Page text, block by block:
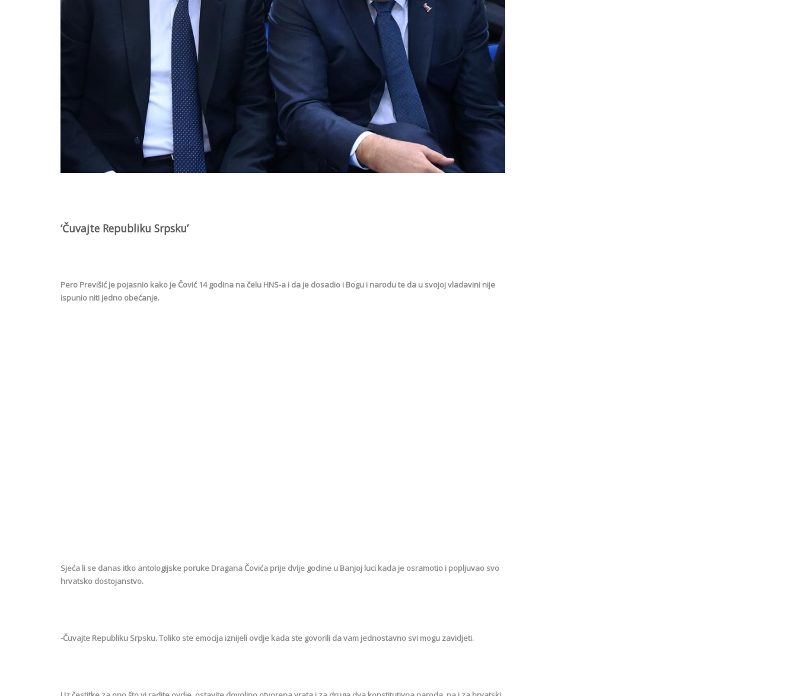
‘Čuvajte Republiku Srpsku’
Pero Previšić je pojasnio kako je Čović 14 godina na čelu HNS-a i da je dosadio i Bogu i narodu te da u svojoj vladavini nije
ispunio niti jedno obećanje.
Sjeća li se danas itko antologijske poruke Dragana Čovića prije dvije godine u Banjoj luci kada je osramotio i popljuvao svo
hrvatsko dostojanstvo.
-Čuvajte Republiku Srpsku. Toliko ste emocija iznijeli ovdje kada ste govorili da vam jednostavno svi mogu zavidjeti.